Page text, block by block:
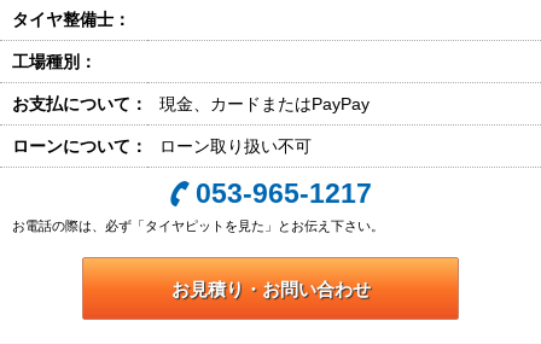
タイヤ整備士：
工場種別：
お支払について： 現金、カードまたはPayPay
ローンについて： ローン取り扱い不可
053-965-1217
お電話の際は、必ず「タイヤピットを見た」とお伝え下さい。
お見積り・お問い合わせ